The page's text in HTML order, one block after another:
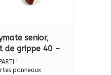
senior,
de grippe 40 –
!
panneaux